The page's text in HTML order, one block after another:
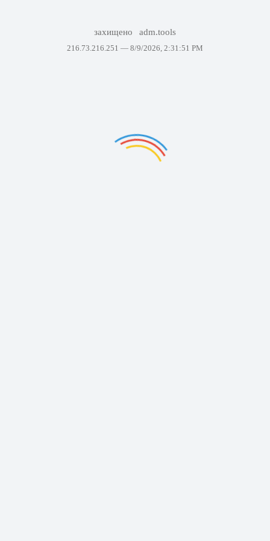
захищено adm.tools
216.73.216.251 — 8/9/2026, 2:31:51 PM